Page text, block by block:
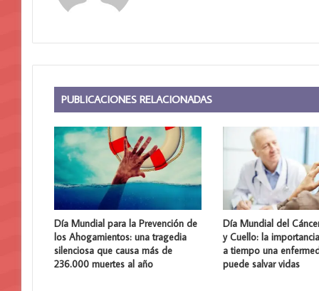
PUBLICACIONES RELACIONADAS
Día Mundial para la Prevención de
los Ahogamientos: una tragedia
silenciosa que causa más de
236.000 muertes al año
Día Mundial del
y Cuello: la
a tiempo una
puede salvar vidas